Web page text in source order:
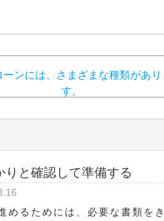
ーンには、さまざまな種類があり
す。
りと確認して準備する
めるためには、必要な書類を